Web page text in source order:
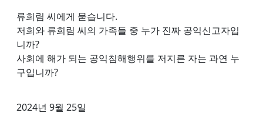
류희림 씨에게 묻습니다.
저희와 류희림 씨의 가족들 중 누가 진짜 공익신고자입
니까?
사회에 해가 되는 공익침해행위를 저지른 자는 과연 누
구입니까?
2024년 9월 25일